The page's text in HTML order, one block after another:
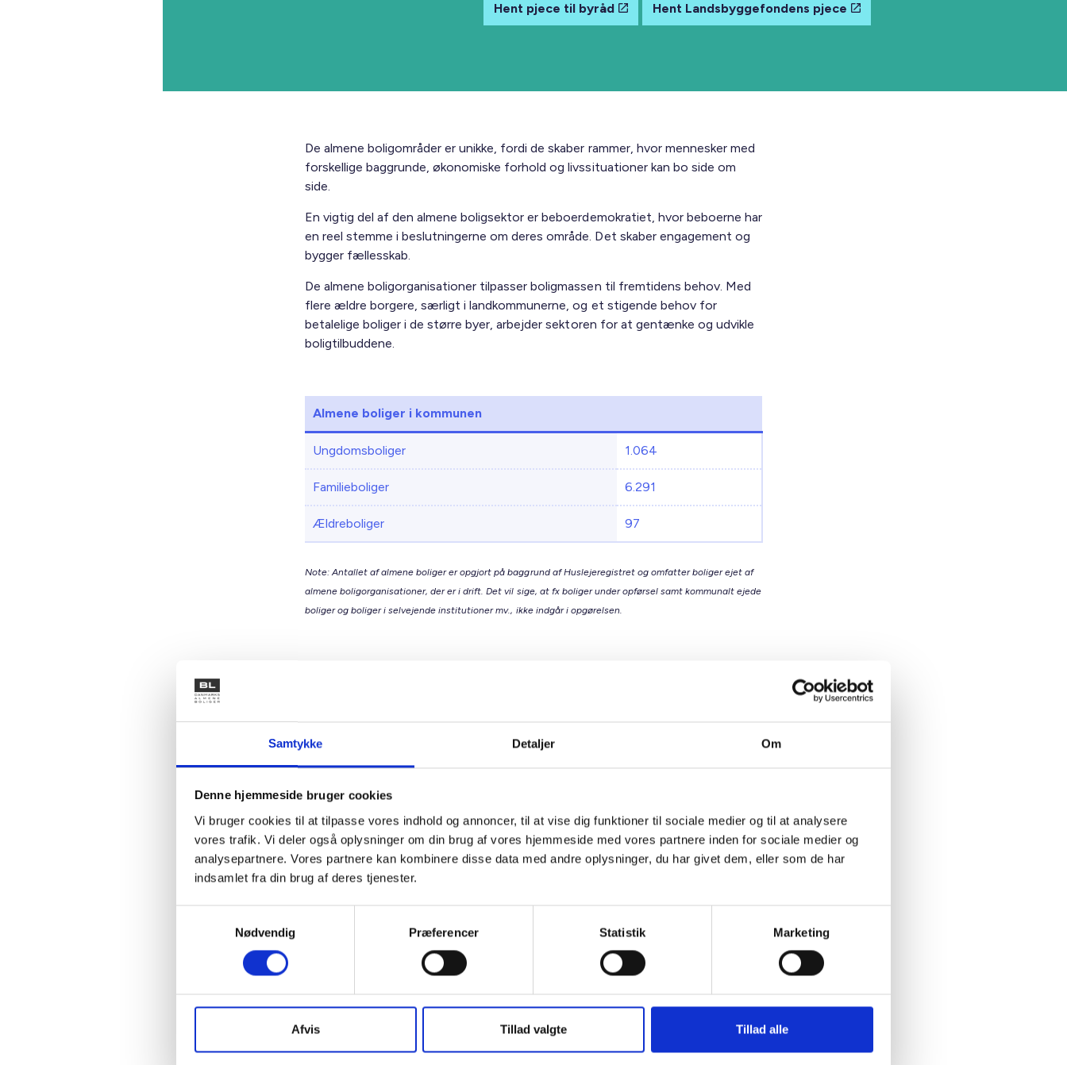
Samtykke Detaljer Om
Denne hjemmeside bruger cookies
Vi bruger cookies til at tilpasse vores indhold og annoncer, til at vise dig funktioner til sociale medier og til at analysere
vores trafik. Vi deler også oplysninger om din brug af vores hjemmeside med vores partnere inden for sociale medier og
analysepartnere. Vores partnere kan kombinere disse data med andre oplysninger, du har givet dem, eller som de har
indsamlet fra din brug af deres tjenester.
Nødvendig
Præferencer Statistik Marketing
Afvis Tillad valgte Tillad alle
Hent pjece til byråd Hent Landsbyggefondens pjece
De almene boligområder er unikke, fordi de skaber rammer, hvor mennesker med
forskellige baggrunde, økonomiske forhold og livssituationer kan bo side om
side.
En vigtig del af den almene boligsektor er beboerdemokratiet, hvor beboerne har
en reel stemme i beslutningerne om deres område. Det skaber engagement og
bygger fællesskab.
De almene boligorganisationer tilpasser boligmassen til fremtidens behov. Med
flere ældre borgere, særligt i landkommunerne, og et stigende behov for
betalelige boliger i de større byer, arbejder sektoren for at gentænke og udvikle
boligtilbuddene.
Almene boliger i kommunen
Ungdomsboliger 1.064
Familieboliger 6.291
Ældreboliger 97
Note: Antallet af almene boliger er opgjort på baggrund af Huslejeregistret og omfatter boliger ejet af
almene boligorganisationer, der er i drift. Det vil sige, at fx boliger under opførsel samt kommunalt ejede
boliger og boliger i selvejende institutioner mv., ikke indgår i opgørelsen.
understøtter sektoren byudviklingen og sørger for boliger til alle i livets
Når man flytter til en ny kommune.
Når boligbehovet bliver et andet.
Det kan være seniorboliger, bofællesskaber, ungdomsboliger og familieboliger,
som matcher mennesker, der hvor de er i livet. Et varieret boligudbud gør det
Familietyper i de almene boliger i kommunen